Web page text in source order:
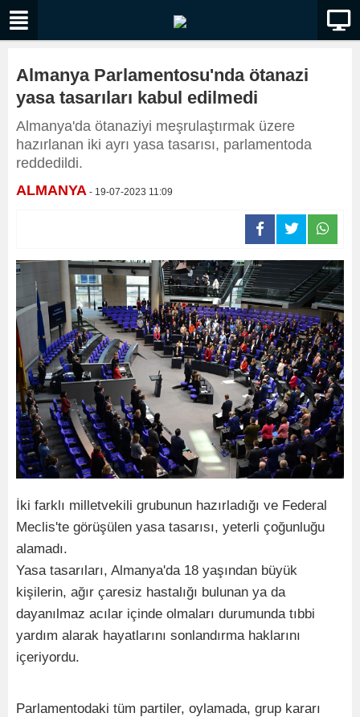
Almanya Parlamentosu'nda ötanazi
yasa tasarıları kabul edilmedi
Almanya'da ötanaziyi meşrulaştırmak üzere
hazırlanan iki ayrı yasa tasarısı, parlamentoda
reddedildi.
ALMANYA - 19-07-2023 11:09
İki farklı milletvekili grubunun hazırladığı ve Federal
Meclis'te görüşülen yasa tasarısı, yeterli çoğunluğu
alamadı.
Yasa tasarıları, Almanya'da 18 yaşından büyük
kişilerin, ağır çaresiz hastalığı bulunan ya da
dayanılmaz acılar içinde olmaları durumunda tıbbi
yardım alarak hayatlarını sonlandırma haklarını
içeriyordu.
Parlamentodaki tüm partiler, oylamada, grup kararı